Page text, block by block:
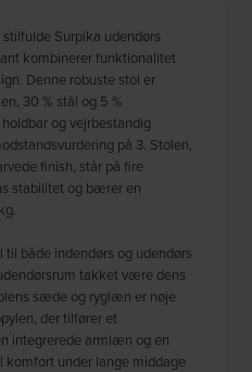
Surpika udendørs
kombinerer funktionalitet
Denne robuste stol er
30 % stål og 5 %
og vejrbestandig
på 3. Stolen,
finish, står på fire
stabilitet og bærer en
både indendørs og udendørs
takket være dens
sæde og ryglæn er nøje
der tilfører et
integrerede armlæn og en
komfort under lange middage